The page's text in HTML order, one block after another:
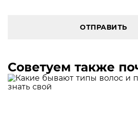
ОТПРАВИТЬ
Советуем также